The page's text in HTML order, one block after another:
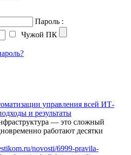
Пароль :
Чужой ПК
управления всей ИТ-
и результаты
— это сложный
работают десятки